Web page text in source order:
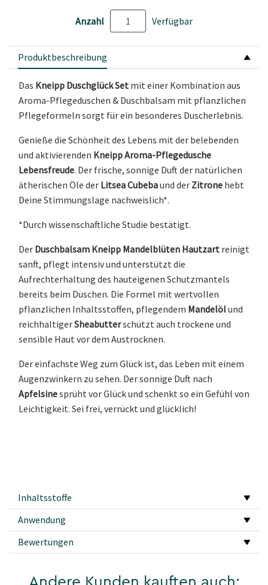
Anzahl Verfügbar
Produktbeschreibung
Das Kneipp Duschglück Set mit einer Kombination aus
Aroma-Pflegeduschen & Duschbalsam mit pflanzlichen
Pflegeformeln sorgt für ein besonderes Duscherlebnis.
Genieße die Schönheit des Lebens mit der belebenden
und aktivierenden Kneipp Aroma-Pflegedusche
Lebensfreude. Der frische, sonnige Duft der natürlichen
ätherischen Öle der Litsea Cubebaund der Zitrone hebt
Deine Stimmungslage nachweislich*.
*Durch wissenschaftliche Studie bestätigt.
Der Duschbalsam Kneipp Mandelblüten Hautzart reinigt
sanft, pflegt intensiv und unterstützt die
Aufrechterhaltung des hauteigenen Schutzmantels
bereits beim Duschen. Die Formel mit wertvollen
pflanzlichen Inhaltsstoffen, pflegendem Mandelölund
reichhaltigerSheabutterschützt auch trockene und
sensible Haut vor dem Austrocknen.
Der einfachste Weg zum Glück ist, das Leben mit einem
Augenzwinkern zu sehen. Der sonnige Duft nach
Apfelsinesprüht vor Glück und schenkt so ein Gefühl von
Leichtigkeit. Sei frei, verrückt und glücklich!
Inhaltsstoffe
Anwendung
Bewertungen